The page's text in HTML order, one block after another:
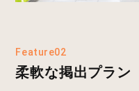
Feature02
柔軟な掲出プラン